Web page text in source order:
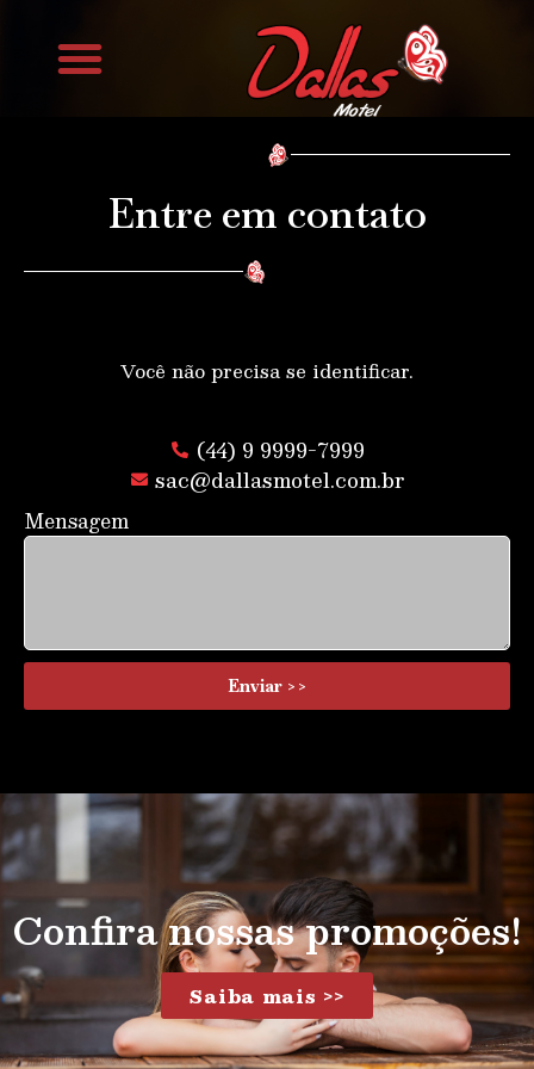
Entre em contato
Você não precisa se identificar.
(44) 9 9999-7999
sac@dallasmotel.com.br
Mensagem
Enviar >>
Confira nossas promoções!
Saiba mais >>